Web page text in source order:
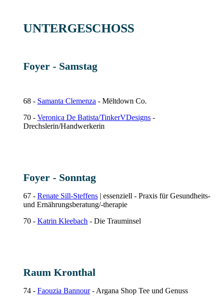
UNTERGESCHOSS
Foyer - Samstag
68 - Samanta Clemenza - Mëltdown Co.
70 - Veronica De Batista/TinkerVDesigns -
Drechslerin/Handwerkerin
Foyer - Sonntag
67 - Renate Sill-Steffens | essenziell - Praxis für Gesundheits-
und Ernährungsberatung/-therapie
70 - Katrin Kleebach - Die Trauminsel
Raum Kronthal
74 - Faouzia Bannour- Argana Shop Tee und Genuss